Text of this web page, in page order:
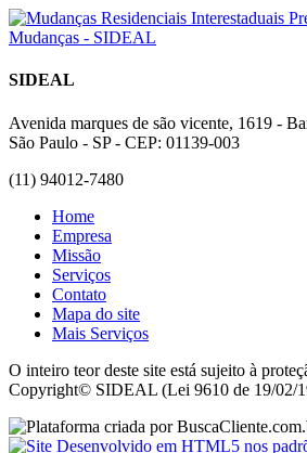
SIDEAL
Avenida marques de são vicente, 1619 -
São Paulo - SP - CEP: 01139-003
(11) 94012-7480
Home
Empresa
Missão
Serviços
Contato
Mapa do site
Mais Serviços
O inteiro teor deste site está sujeito à
Copyright© SIDEAL (Lei 9610 de 19/02/